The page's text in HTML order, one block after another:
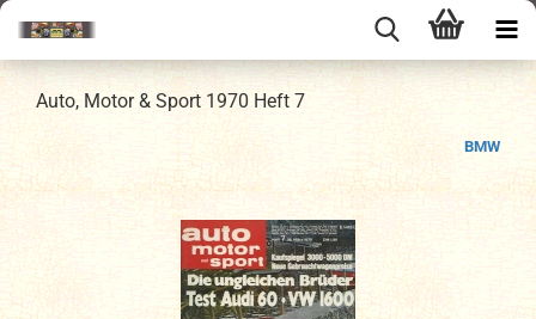
Auto, Motor & Sport 1970 Heft 7
BMW